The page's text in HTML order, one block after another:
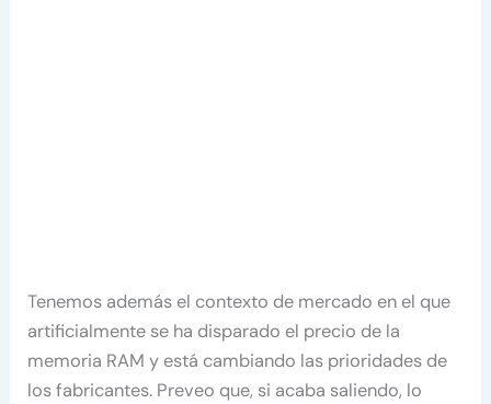
Tenemos además el contexto de mercado en el que
artificialmente se ha disparado el precio de la
memoria RAM y está cambiando las prioridades de
los fabricantes. Preveo que, si acaba saliendo, lo